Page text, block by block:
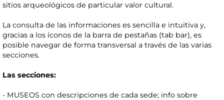
sitios arqueológicos de particular valor cultural.
La consulta de las informaciones es sencilla e intuitiva y,
gracias a los íconos de la barra de pestañas (tab bar), es
posible navegar de forma transversal a través de las varias
secciones.
Las secciones:
- MUSEOS con descripciones de cada sede; info sobre